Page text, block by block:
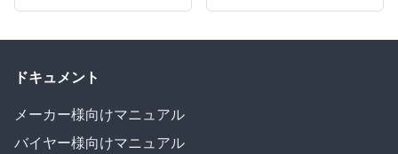
ドキュメント
メーカー様向けマニュアル
バイヤー様向けマニュアル